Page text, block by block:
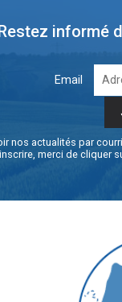
informé
Email
nos actualités par
merci de cliquer